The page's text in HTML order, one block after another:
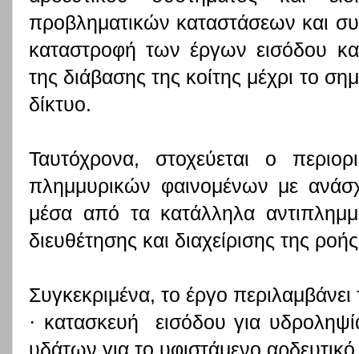
προβληματικών καταστάσεων και
καταστροφή των έργων εισόδου
της διάβασης της κοίτης μέχρι το
δίκτυο.
Ταυτόχρονα, στοχεύεται ο
πλημμυρικών φαινομένων με
μέσα από τα κατάλληλα
διευθέτησης και διαχείρισης της
Συγκεκριμένα, το έργο περιλαμβάνει
· κατασκευή εισόδου για
υδάτων για το υφιστάμενο